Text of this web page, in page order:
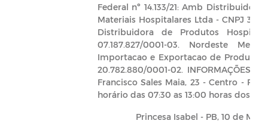
Federal nº 14.133/21: Amb
Materiais Hospitalares Ltda - CNPJ
Distribuidora de Produtos
07.187.827/0001-03. Nordeste
Importacao e Exportacao de Produtos
20.782.880/0001-02. INFORMAÇÕES:
Francisco Sales Maia, 23 - Centro -
horário das 07:30 as 13:00 horas dos
Princesa Isabel - PB, 10 de